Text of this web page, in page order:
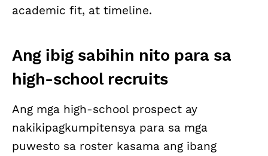
academic fit, at timeline.
Ang ibig sabihin nito para sa
high-school recruits
Ang mga high-school prospect ay
nakikipagkumpitensya para sa mga
puwesto sa roster kasama ang ibang